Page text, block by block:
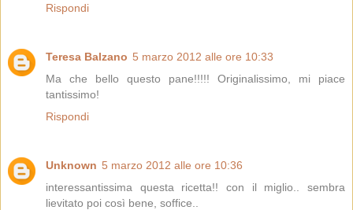
Rispondi
Teresa Balzano 5 marzo 2012 alle ore 10:33
Ma che bello questo pane!!!!! Originalissimo, mi piace
tantissimo!
Rispondi
Unknown 5 marzo 2012 alle ore 10:36
interessantissima questa ricetta!! con il miglio.. sembra
lievitato poi così bene, soffice..